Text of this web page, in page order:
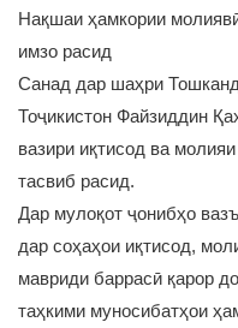
Нақшаи ҳамкории
имзо расид
Санад дар шаҳри
Тоҷикистон Файзиддин
вазири иқтисод ва
тасвиб расид.
Дар мулоқот ҷонибҳо
дар соҳаҳои иқтисод,
мавриди баррасӣ қарор
таҳкими муносибатҳои